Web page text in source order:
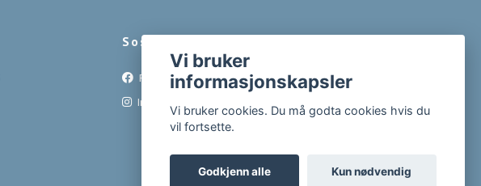
Sosiale medier
Facebook
Instagram
Vi bruker
informasjonskapsler
Vi bruker cookies. Du må godta cookies hvis du
vil fortsette.
Godkjenn alle Kun nødvendig